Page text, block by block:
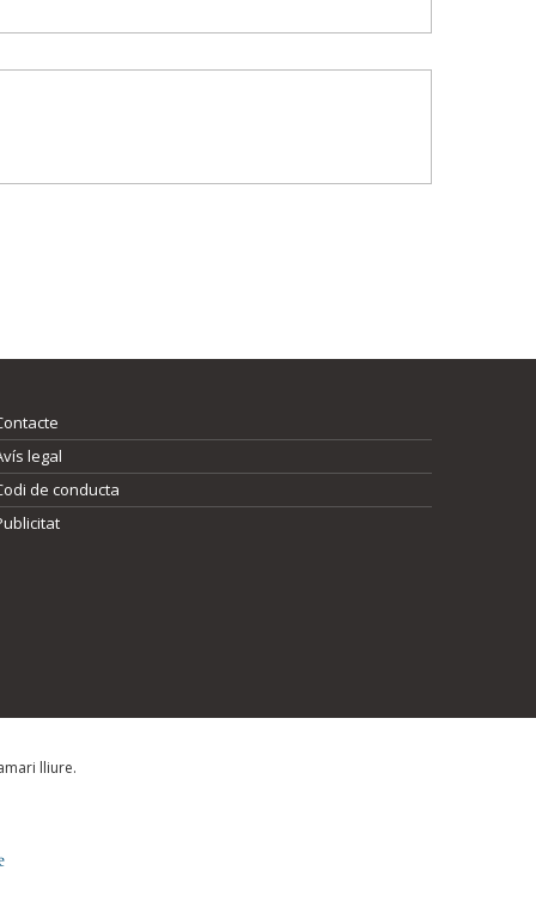
legal
de conducta
lliure.